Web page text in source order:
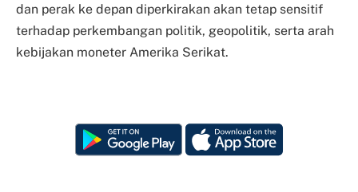
dan perak ke depan diperkirakan akan tetap sensitif
terhadap perkembangan politik, geopolitik, serta arah
kebijakan moneter Amerika Serikat.